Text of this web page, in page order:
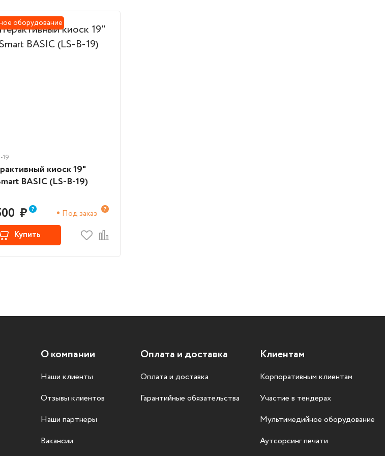
оборудование
19
киоск 19"
BASIC (LS-B-19)
₽ Под заказ
Купить
О компании
Наши клиенты
Отзывы клиентов
Наши партнеры
Вакансии
Оплата и доставка
Оплата и доставка
Гарантийные обязательства
Клиентам
Корпоративным клиентам
Участие в тендерах
Мультимедийное оборудование
Аутсорсинг печати